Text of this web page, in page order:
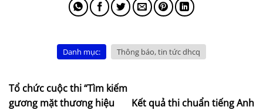
Danh mục: Thông báo, tin tức dhcq
Tổ chức cuộc thi “Tìm kiếm
gương mặt thương hiệu
Kết quả thi chuẩn tiếng Anh